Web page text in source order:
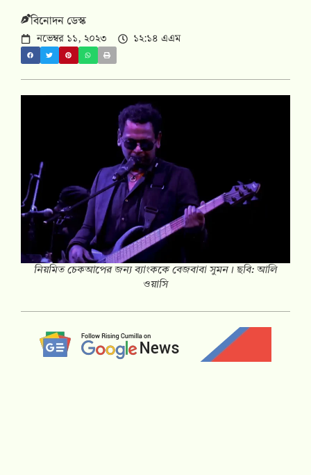
বিনোদন ডেস্ক
নভেম্বর ১১, ২০২৩ ১২:১৪ এএম
নিয়মিত চেকআপের জন্য ব্যাংককে বেজবাবা সুমন। ছবি: আলি
ওয়াসি